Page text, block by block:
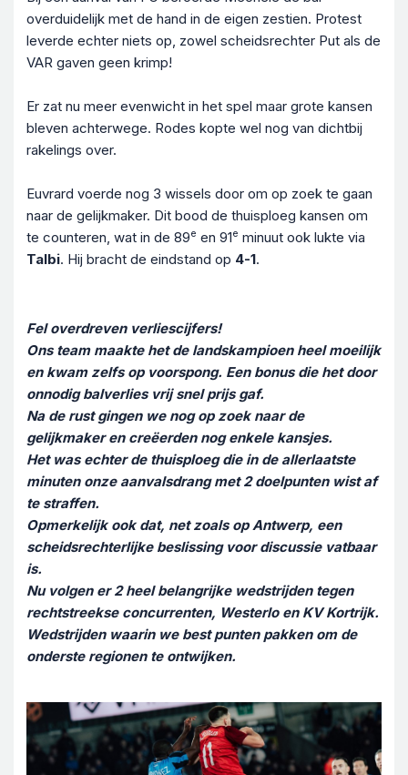
overduidelijk met de hand in de eigen zestien. Protest
leverde echter niets op, zowel scheidsrechter Put als de
VAR gaven geen krimp!
Er zat nu meer evenwicht in het spel maar grote kansen
bleven achterwege. Rodes kopte wel nog van dichtbij
rakelings over.
Euvrard voerde nog 3 wissels door om op zoek te gaan
naar de gelijkmaker. Dit bood de thuisploeg kansen om
te counteren, wat in de 89e en 91e minuut ook lukte via
Talbi. Hij bracht de eindstand op 4-1.
Fel overdreven verliescijfers!
Ons team maakte het de landskampioen heel moeilijk
en kwam zelfs op voorspong. Een bonus die het door
onnodig balverlies vrij snel prijs gaf.
Na de rust gingen we nog op zoek naar de
gelijkmaker en creëerden nog enkele kansjes.
Het was echter de thuisploeg die in de allerlaatste
minuten onze aanvalsdrang met 2 doelpunten wist af
te straffen.
Opmerkelijk ook dat, net zoals op Antwerp, een
scheidsrechterlijke beslissing voor discussie vatbaar
is.
Nu volgen er 2 heel belangrijke wedstrijden tegen
rechtstreekse concurrenten, Westerlo en KV Kortrijk.
Wedstrijden waarin we best punten pakken om de
onderste regionen te ontwijken.